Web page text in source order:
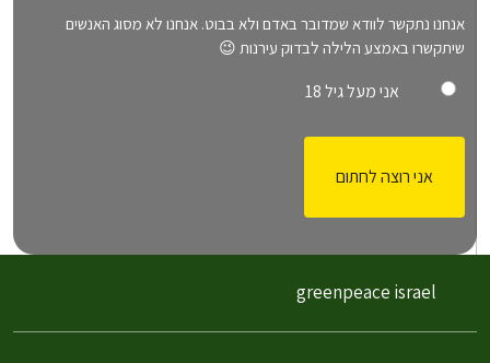
v
e
ב
)
אנחנו נתקשר לוודא שמדובר באדם ולא בבוט. אנחנו לא מסוג האנשים
שיתקשרו באמצע הלילה לבדוק עירנות 😉
אני מעל גיל 18